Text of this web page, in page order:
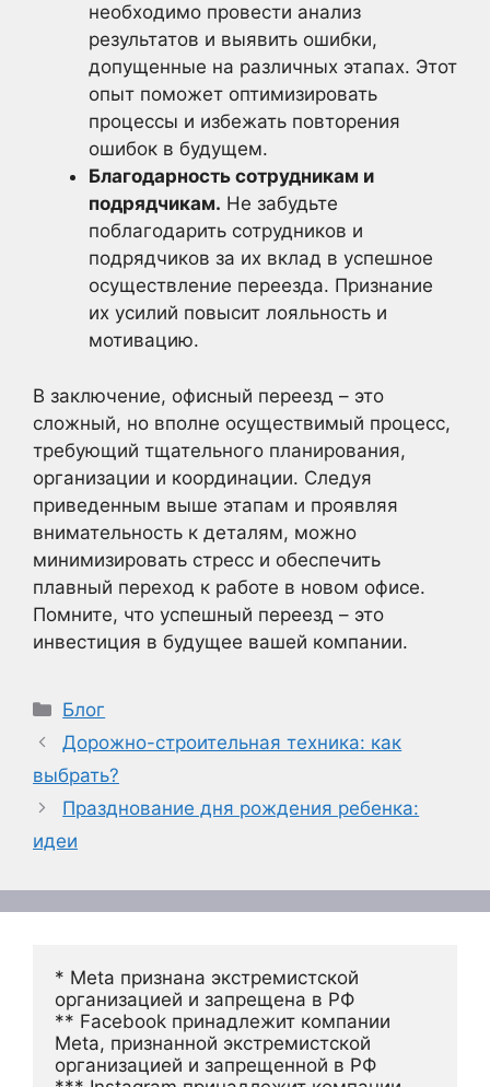
необходимо провести анализ
результатов и выявить ошибки,
допущенные на различных этапах. Этот
опыт поможет оптимизировать
процессы и избежать повторения
ошибок в будущем.
Благодарность сотрудникам и
подрядчикам. Не забудьте
поблагодарить сотрудников и
подрядчиков за их вклад в успешное
осуществление переезда. Признание
их усилий повысит лояльность и
мотивацию.
В заключение, офисный переезд – это
сложный, но вполне осуществимый процесс,
требующий тщательного планирования,
организации и координации. Следуя
приведенным выше этапам и проявляя
внимательность к деталям, можно
минимизировать стресс и обеспечить
плавный переход к работе в новом офисе.
Помните, что успешный переезд – это
инвестиция в будущее вашей компании.
Рубрики
Блог
Дорожно-строительная техника: как
выбрать?
Празднование дня рождения ребенка:
идеи
* Meta признана экстремистской
организацией и запрещена в РФ
** Facebook принадлежит компании
Meta, признанной экстремистской
организацией и запрещенной в РФ